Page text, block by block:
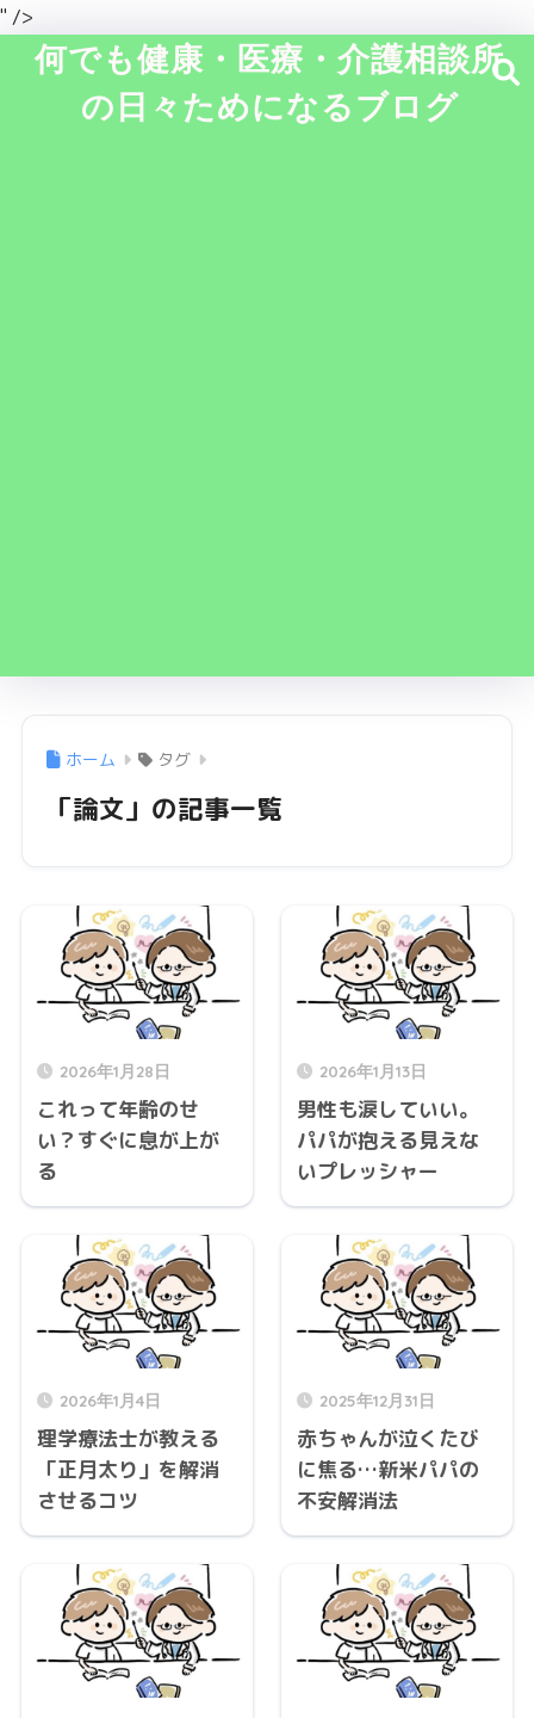
" />
何でも健康・医療・介護相談所
の日々ためになるブログ
ホーム タグ
「論文」の記事一覧
2026年1月28日
これって年齢のせ
い？すぐに息が上が
る
2026年1月13日
男性も涙していい。
パパが抱える見えな
いプレッシャー
2026年1月4日
理学療法士が教える
「正月太り」を解消
させるコツ
2025年12月31日
赤ちゃんが泣くたび
に焦る…新米パパの
不安解消法